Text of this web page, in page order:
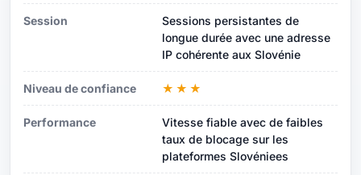
Session
Sessions persistantes de
longue durée avec une adresse
IP cohérente aux Slovénie
Niveau de confiance ★★★
Performance
Vitesse fiable avec de faibles
taux de blocage sur les
plateformes Slovéniees